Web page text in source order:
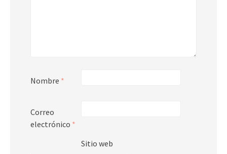
Nombre *
Correo
electrónico *
Sitio web